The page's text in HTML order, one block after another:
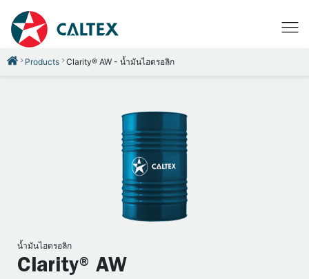
Products Clarity® AW - น้ำมันไฮดรอลิก
น้ำมันไฮดรอลิก
Clarity® AW